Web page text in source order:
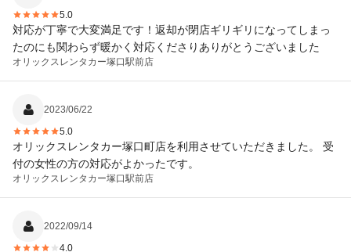
5.0
対応が丁寧で大変満足です！返却が閉店ギリギリになってしまっ
たのにも関わらず暖かく対応くださりありがとうございました
オリックスレンタカー塚口駅前店
2023/06/22
5.0
オリックスレンタカー塚口町店を利用させていただきました。 受
付の女性の方の対応がよかったです。
オリックスレンタカー塚口駅前店
2022/09/14
4.0